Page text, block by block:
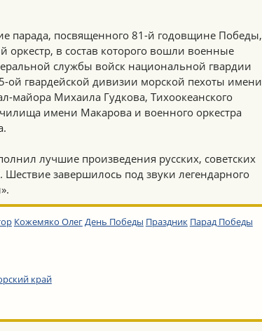
парада, посвященного 81-й годовщине Победы,
в состав которого вошли военные
службы войск национальной гвардии
ой гвардейской дивизии морской пехоты имени
майора Михаила Гудкова, Тихоокеанского
имени Макарова и военного оркестра
лучшие произведения русских, советских
Шествие завершилось под звуки легендарного
Кожемяко ОлегДень Победы Праздник Парад Победы
край